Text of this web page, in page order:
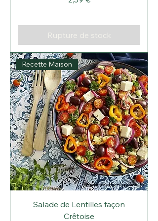
Rupture de stock
Recette Maison
Salade de Lentilles façon
Crêtoise